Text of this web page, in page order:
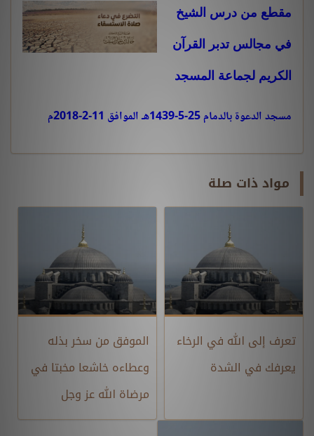
مقطع من درس الشيخ
في مجالس تدبر القرآن
الكريم لجماعة المسجد
مسجد الدعوة بالدمام25-5-1439هـ الموافق 11-2-2018م
مواد ذات صلة
تعرف إلى الله في الرخاء
يعرفك في الشدة
الموفق من سخر بذله
وعطاءه خاشعا مخبتا في
مرضاة الله عز وجل